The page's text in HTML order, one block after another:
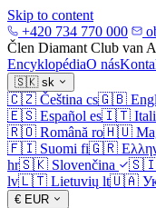
Skip to content
+420 734 770 000
Člen Diamant Club van
EncyklopédiaO nás
🇸🇰 sk
🇨🇿 Čeština cs🇬🇧
🇪🇸 Español es🇮🇹
🇷🇴 Română ro🇭🇺
🇫🇮 Suomi fi🇬🇷
hr🇸🇰 Slovenčina
lv🇱🇹 Lietuvių lt🇺🇦
€ EUR